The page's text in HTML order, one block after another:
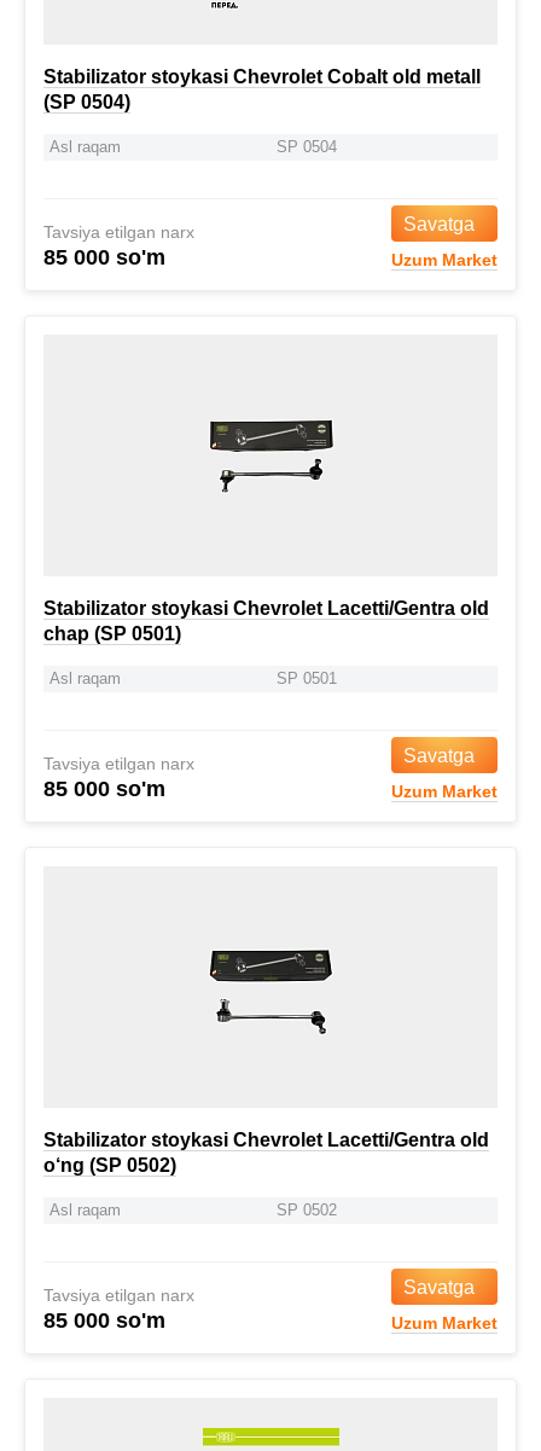
Stabilizator stoykasi Chevrolet Cobalt old metall
(SP 0504)
Asl raqam SP 0504
Tavsiya etilgan narx
85 000 so'm
Savatga
Uzum Market
Stabilizator stoykasi Chevrolet Lacetti/Gentra old
chap (SP 0501)
Asl raqam SP 0501
Tavsiya etilgan narx
85 000 so'm
Savatga
Uzum Market
Stabilizator stoykasi Chevrolet Lacetti/Gentra old
o‘ng (SP 0502)
Asl raqam SP 0502
Tavsiya etilgan narx
85 000 so'm
Savatga
Uzum Market